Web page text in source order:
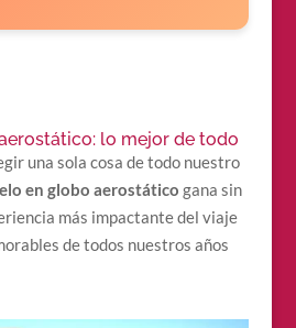
lo mejor de todo
una sola cosa de todo nuestro
en globo aerostático gana sin
más impactante del viaje
de todos nuestros años